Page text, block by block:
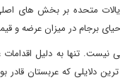
متحده بر بخش های
برجام در میزان عرضه و
تنها به دلیل
دلایلی که عربستان